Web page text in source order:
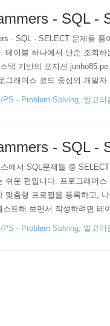
- SQL -
- SQL - SELECT 문제들
테이블 하나에서 단순 조회
택 기반의 포지션
그래머스 코드 중심의 개발
록하고, 나와 기술 궁합이 잘
PS - Problem Solving, 알고리
- SQL -
에서 SQL문제들 중
쉬운 편입니다. 프로그래머
맞춤형 프로필을 등록하고,
스트해 보면서 작성하려면 테
EXISTS `animal_ins` (
PS - Problem Solving, 알고리